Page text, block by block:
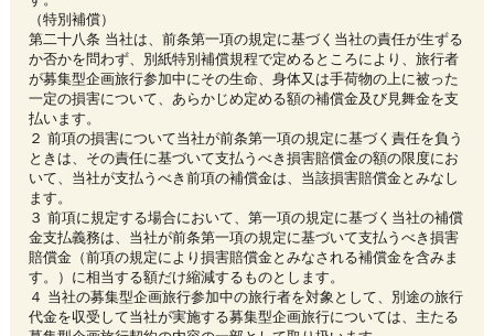
（特別補償）
第二十八条 当社は、前条第一項の規定に基づく当社の責任が生ずる
か否かを問わず、別紙特別補償規程で定めるところにより、旅行者
が募集型企画旅行参加中にその生命、身体又は手荷物の上に被った
一定の損害について、あらかじめ定める額の補償金及び見舞金を支
払います。
２ 前項の損害について当社が前条第一項の規定に基づく責任を負う
ときは、その責任に基づいて支払うべき損害賠償金の額の限度にお
いて、当社が支払うべき前項の補償金は、当該損害賠償金とみなし
ます。
３ 前項に規定する場合において、第一項の規定に基づく当社の補償
金支払義務は、当社が前条第一項の規定に基づいて支払うべき損害
賠償金（前項の規定により損害賠償金とみなされる補償金を含みま
す。）に相当する額だけ縮減するものとします。
４ 当社の募集型企画旅行参加中の旅行者を対象として、別途の旅行
代金を収受して当社が実施する募集型企画旅行については、主たる